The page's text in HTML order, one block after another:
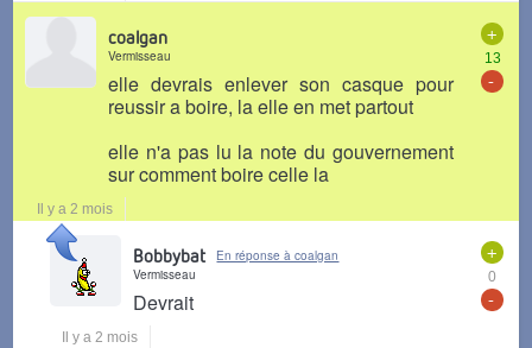
+
13
-
coalgan
Vermisseau
elle devrais enlever son casque pour
reussir a boire, la elle en met partout
elle n'a pas lu la note du gouvernement
sur comment boire celle la
Il y a 2 mois
+
0
-
Bobbybat
En réponse à coalgan
Vermisseau
Devrait
Il y a 2 mois